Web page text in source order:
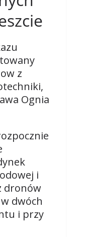
z
Ognia
i
dronów
dwóch
i przy